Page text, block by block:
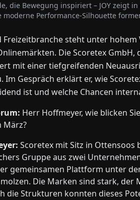
die Bewegung inspiriert – JOY zeigt
moderne Performance-Silhouette
Freizeitbranche steht unter
Die Scoretex
mit einer tiefgreifenden
Im Gespräch erklärt er, wie
ist und welche Chancen
Herr Hoffmeyer­, wie blicken
März?
Scoretex mit Sitz in
Gruppe aus zwei
gemeinsamen Plattform unter
Die Marken sind stark, der
die Strukturen konnten dieses